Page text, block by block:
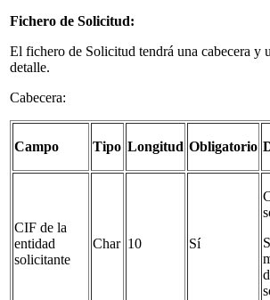
Fichero de Solicitud:
El fichero de Solicitud tendrá una cabecera y
detalle.
Cabecera:
Campo Tipo Longitud Obligatorio
CIF de la
entidad
solicitante
Char 10 Sí